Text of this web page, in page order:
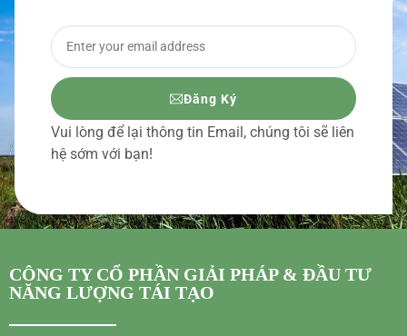
Đăng Ký
Vui lòng để lại thông tin Email, chúng tôi sẽ liên
hệ sớm với bạn!
CÔNG TY CỔ PHẦN GIẢI PHÁP & ĐẦU TƯ
NĂNG LƯỢNG TÁI TẠO